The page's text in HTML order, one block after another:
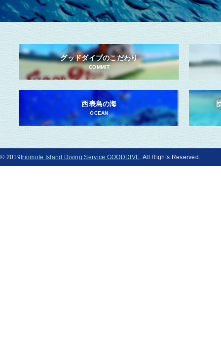
グッドダイブのこだわり
COMMIT
西表島の海
OCEAN
© 2019Iriomote Island Diving Service GOODDIVE . All Rights Reserved.